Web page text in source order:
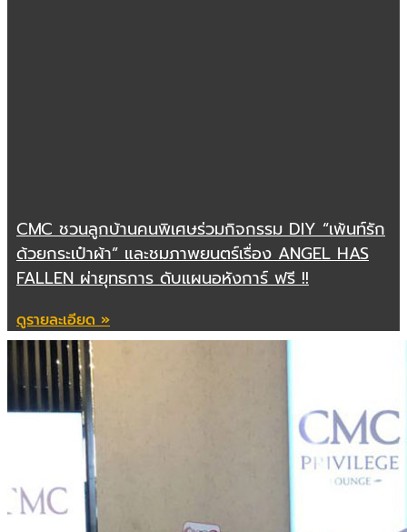
CMC ชวนลูกบ้านคนพิเศษร่วมกิจกรรม DIY “เพ้นท์รัก
ด้วยกระเป๋าผ้า” และชมภาพยนตร์เรื่อง ANGEL HAS
FALLEN ผ่ายุทธการ ดับแผนอหังการ์ ฟรี !!
ดูรายละเอียด »